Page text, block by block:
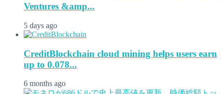
Ventures &amp...
5 days ago
CreditBlockchain cloud mining helps users earn
up to 0.078...
6 months ago